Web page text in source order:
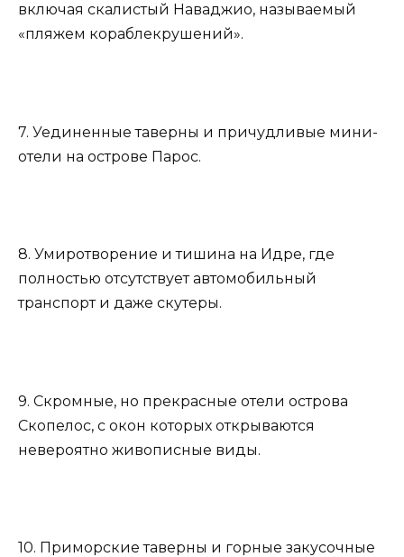
включая скалистый Наваджио, называемый
«пляжем кораблекрушений».
7. Уединенные таверны и причудливые мини-
отели на острове Парос.
8. Умиротворение и тишина на Идре, где
полностью отсутствует автомобильный
транспорт и даже скутеры.
9. Скромные, но прекрасные отели острова
Скопелос, с окон которых открываются
невероятно живописные виды.
10. Приморские таверны и горные закусочные